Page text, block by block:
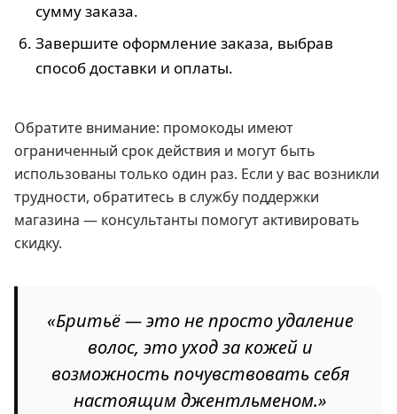
сумму заказа.
Завершите оформление заказа, выбрав
способ доставки и оплаты.
Обратите внимание: промокоды имеют
ограниченный срок действия и могут быть
использованы только один раз. Если у вас возникли
трудности, обратитесь в службу поддержки
магазина — консультанты помогут активировать
скидку.
«Бритьё — это не просто удаление
волос, это уход за кожей и
возможность почувствовать себя
настоящим джентльменом.»